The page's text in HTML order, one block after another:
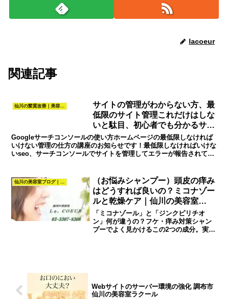
lacoeur
関連記事
サイトの管理がわからない方、最
低限のサイト管理これだけはしな
いと駄目、初心者でも分かるサイ
ト管理
Googleサーチコンソールの使い方ホームページの最低限しなければ
いけない管理の仕方の講座のお知らせです！最低限しなければいけな
いseo、サーチコンソールでサイトを管理してエラーが報告されてか
仙川の美容室ブログ｜髪質改善・カラー・パーマ・ヘアスタイル｜La.COEUR
（お悩みシャンプー）頭皮の痒み
はどうすれば良いの？ミコナゾー
ルと乾燥ケア｜仙川の美容室
La.COEUR
「ミコナゾール」と「ジンクピリチオ
ン」何が違うの？フケ・痒み対策シャン
プーでよく見かけるこの2つの成分。実
Webサイトのサーバー環境の強化 調布市
仙川の美容室ラクール